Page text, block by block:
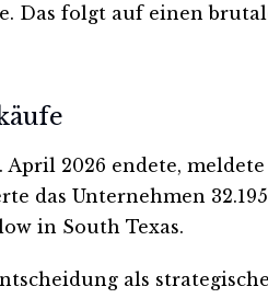
Das folgt auf einen
2026 endete,
das Unternehmen
in South Texas.
als